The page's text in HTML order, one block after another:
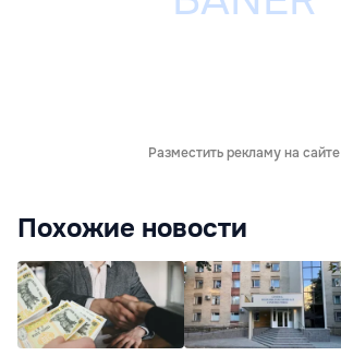
Разместить рекламу на сайте
Похожие новости